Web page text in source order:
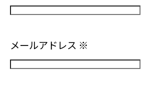
メールアドレス ※